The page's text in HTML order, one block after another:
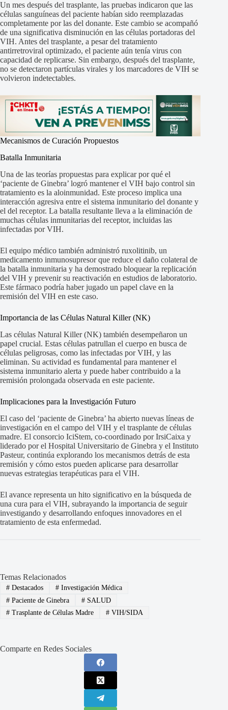
Un mes después del trasplante, las pruebas indicaron que las
células sanguíneas del paciente habían sido reemplazadas
completamente por las del donante. Este cambio se acompañó
de una significativa disminución en las células portadoras del
VIH. Antes del trasplante, a pesar del tratamiento
antirretroviral optimizado, el paciente aún tenía virus con
capacidad de replicarse. Sin embargo, después del trasplante,
no se detectaron partículas virales y los marcadores de VIH se
volvieron indetectables.
Mecanismos de Curación Propuestos
Batalla Inmunitaria
Una de las teorías propuestas para explicar por qué el
‘paciente de Ginebra’ logró mantener el VIH bajo control sin
tratamiento es la aloinmunidad. Este proceso implica una
interacción agresiva entre el sistema inmunitario del donante y
el del receptor. La batalla resultante lleva a la eliminación de
muchas células inmunitarias del receptor, incluidas las
infectadas por VIH.
El equipo médico también administró ruxolitinib, un
medicamento inmunosupresor que reduce el daño colateral de
la batalla inmunitaria y ha demostrado bloquear la replicación
del VIH y prevenir su reactivación en estudios de laboratorio.
Este fármaco podría haber jugado un papel clave en la
remisión del VIH en este caso.
Importancia de las Células Natural Killer (NK)
Las células Natural Killer (NK) también desempeñaron un
papel crucial. Estas células patrullan el cuerpo en busca de
células peligrosas, como las infectadas por VIH, y las
eliminan. Su actividad es fundamental para mantener el
sistema inmunitario alerta y puede haber contribuido a la
remisión prolongada observada en este paciente.
Implicaciones para la Investigación Futuro
El caso del ‘paciente de Ginebra’ ha abierto nuevas líneas de
investigación en el campo del VIH y el trasplante de células
madre. El consorcio IciStem, co-coordinado por IrsiCaixa y
liderado por el Hospital Universitario de Ginebra y el Instituto
Pasteur, continúa explorando los mecanismos detrás de esta
remisión y cómo estos pueden aplicarse para desarrollar
nuevas estrategias terapéuticas para el VIH.
El avance representa un hito significativo en la búsqueda de
una cura para el VIH, subrayando la importancia de seguir
investigando y desarrollando enfoques innovadores en el
tratamiento de esta enfermedad.
Temas Relacionados
#Destacados #Investigación Médica
#Paciente de Ginebra #SALUD
#Trasplante de Células Madre #VIH/SIDA
Comparte en Redes Sociales